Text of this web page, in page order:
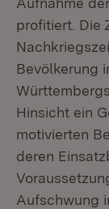
profitiert. Die
Bevölkerung
Hinsicht ein
motivierten
deren
Aufschwung